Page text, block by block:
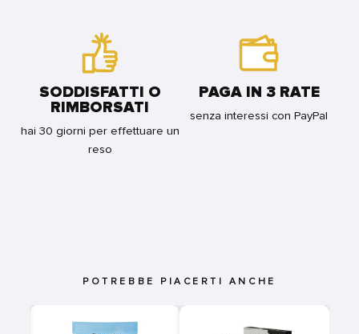
SODDISFATTI O
RIMBORSATI
hai 30 giorni per effettuare un
reso
PAGA IN 3 RATE
senza interessi con PayPal
POTREBBE PIACERTI ANCHE